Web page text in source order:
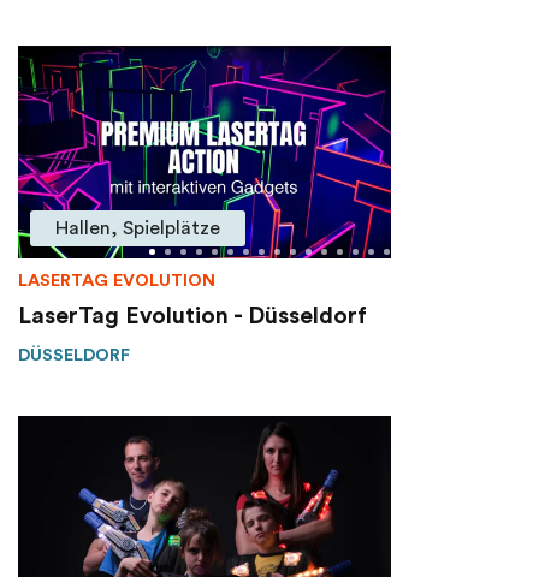
Hallen, Spielplätze
LASERTAG EVOLUTION
LaserTag Evolution - Düsseldorf
DÜSSELDORF